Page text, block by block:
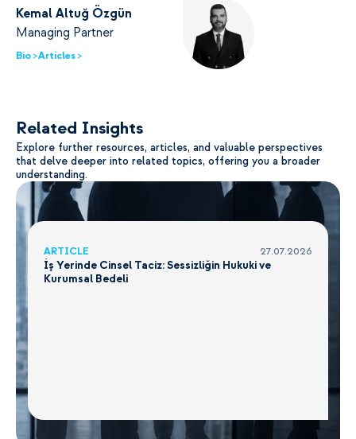
Kemal Altuğ Özgün
Managing Partner
Bio >Articles >
Related Insights
Explore further resources, articles, and valuable perspectives
that delve deeper into related topics, offering you a broader
understanding.
ARTICLE 27.07.2026
İş Yerinde Cinsel Taciz: Sessizliğin Hukuki ve
Kurumsal Bedeli